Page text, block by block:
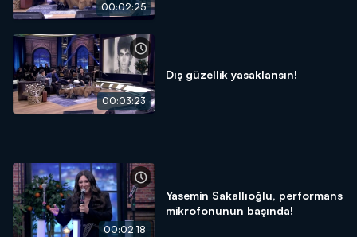
00:02:25
00:03:23
Dış güzellik yasaklansın!
00:02:18
Yasemin Sakallıoğlu, performans
mikrofonunun başında!